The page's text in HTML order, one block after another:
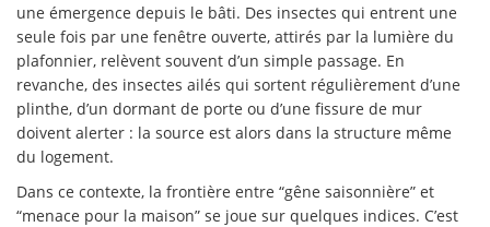
une émergence depuis le bâti. Des insectes qui entrent une
seule fois par une fenêtre ouverte, attirés par la lumière du
plafonnier, relèvent souvent d’un simple passage. En
revanche, des insectes ailés qui sortent régulièrement d’une
plinthe, d’un dormant de porte ou d’une fissure de mur
doivent alerter : la source est alors dans la structure même
du logement.
Dans ce contexte, la frontière entre “gêne saisonnière” et
“menace pour la maison” se joue sur quelques indices. C’est